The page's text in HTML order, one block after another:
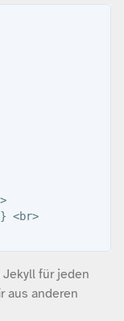
<br>
für jeden
aus anderen